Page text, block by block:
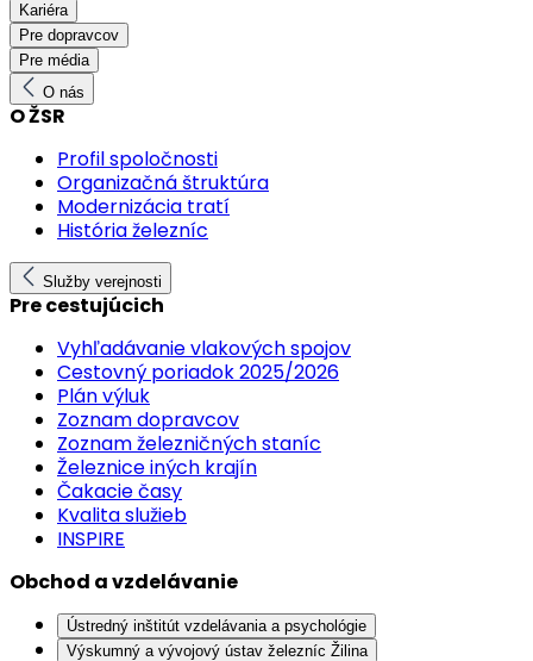
Kariéra
Pre dopravcov
Pre média
O nás
O ŽSR
Profil spoločnosti
Organizačná štruktúra
Modernizácia tratí
História železníc
Služby verejnosti
Pre cestujúcich
Vyhľadávanie vlakových spojov
Cestovný poriadok 2025/2026
Plán výluk
Zoznam dopravcov
Zoznam železničných staníc
Železnice iných krajín
Čakacie časy
Kvalita služieb
INSPIRE
Obchod a vzdelávanie
Ústredný inštitút vzdelávania a psychológie
Výskumný a vývojový ústav železníc Žilina